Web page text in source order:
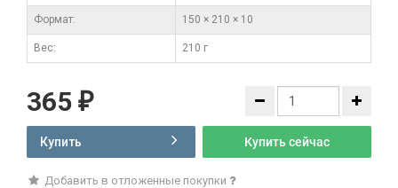
Формат: 150 × 210 × 10
Вес: 210 г
365 ₽
Купить Купить сейчас
Добавить в отложенные покупки